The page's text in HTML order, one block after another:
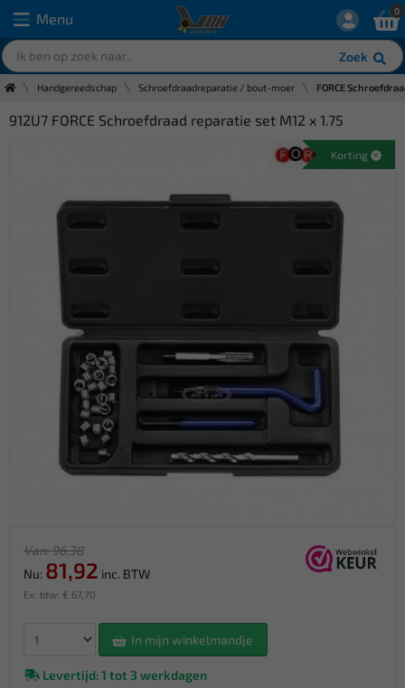
Menu
Zoek
0
Handgereedschap Schroefdraadreparatie / bout-moer FORCE
912U7 FORCE Schroefdraad reparatie set M12 x 1.75
Korting
Van: 96,38
Nu: 81,92 inc. BTW
Ex. btw: € 67,70
In mijn winkelmandje
Levertijd: 1 tot 3 werkdagen